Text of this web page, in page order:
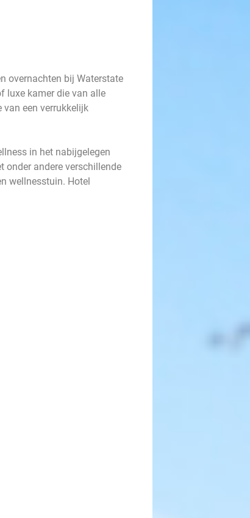
overnachten bij Waterstate
luxe kamer die van alle
van een verrukkelijk
in het nabijgelegen
onder andere verschillende
wellnesstuin. Hotel